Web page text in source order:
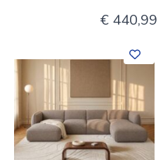
€ 440,99